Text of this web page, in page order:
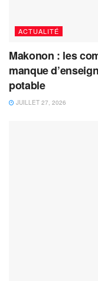
ACTUALITÉ
Makonon : les
manque
potable
JUILLET 27, 2026